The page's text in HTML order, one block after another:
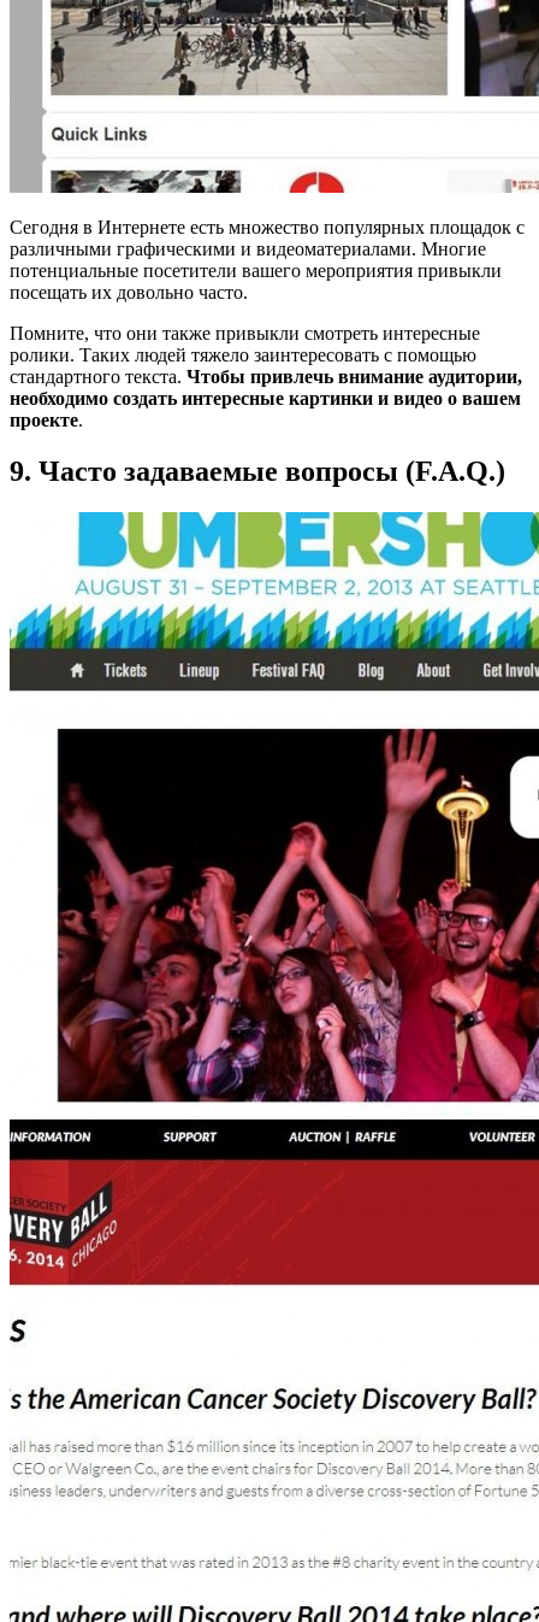
Сегодня в Интернете есть множество популярных площадок с
различными графическими и видеоматериалами. Многие
потенциальные посетители вашего мероприятия привыкли
посещать их довольно часто.
Помните, что они также привыкли смотреть интересные
ролики. Таких людей тяжело заинтересовать с помощью
стандартного текста. Чтобы привлечь внимание аудитории,
необходимо создать интересные картинки и видео о вашем
проекте.
9. Часто задаваемые вопросы (F.A.Q.)